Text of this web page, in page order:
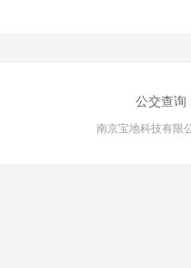
公交查询
南京宝地科技有限